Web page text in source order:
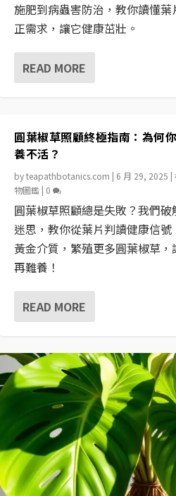
施肥到病蟲害防治，教你讀懂
正需求，讓它健康茁壯。
READ MORE
圓葉椒草照顧終極指南：為何
養不活？
byteapathbotanics.com | 6 月 29, 2025 |
物圖鑑 | 0
圓葉椒草照顧總是失敗？我們
迷思，教你從葉片判讀健康信
黃金介質，繁殖更多圓葉椒草
再難養！
READ MORE